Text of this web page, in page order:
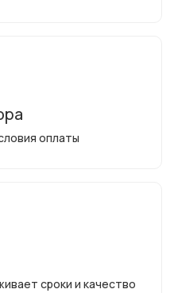
оплаты
сроки и качество